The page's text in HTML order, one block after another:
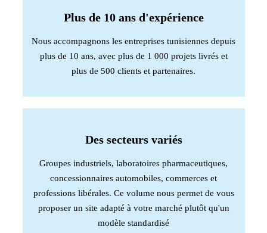
Plus de 10 ans d'expérience
Nous accompagnons les entreprises tunisiennes depuis
plus de 10 ans, avec plus de 1 000 projets livrés et
plus de 500 clients et partenaires.
Des secteurs variés
Groupes industriels, laboratoires pharmaceutiques,
concessionnaires automobiles, commerces et
professions libérales. Ce volume nous permet de vous
proposer un site adapté à votre marché plutôt qu'un
modèle standardisé